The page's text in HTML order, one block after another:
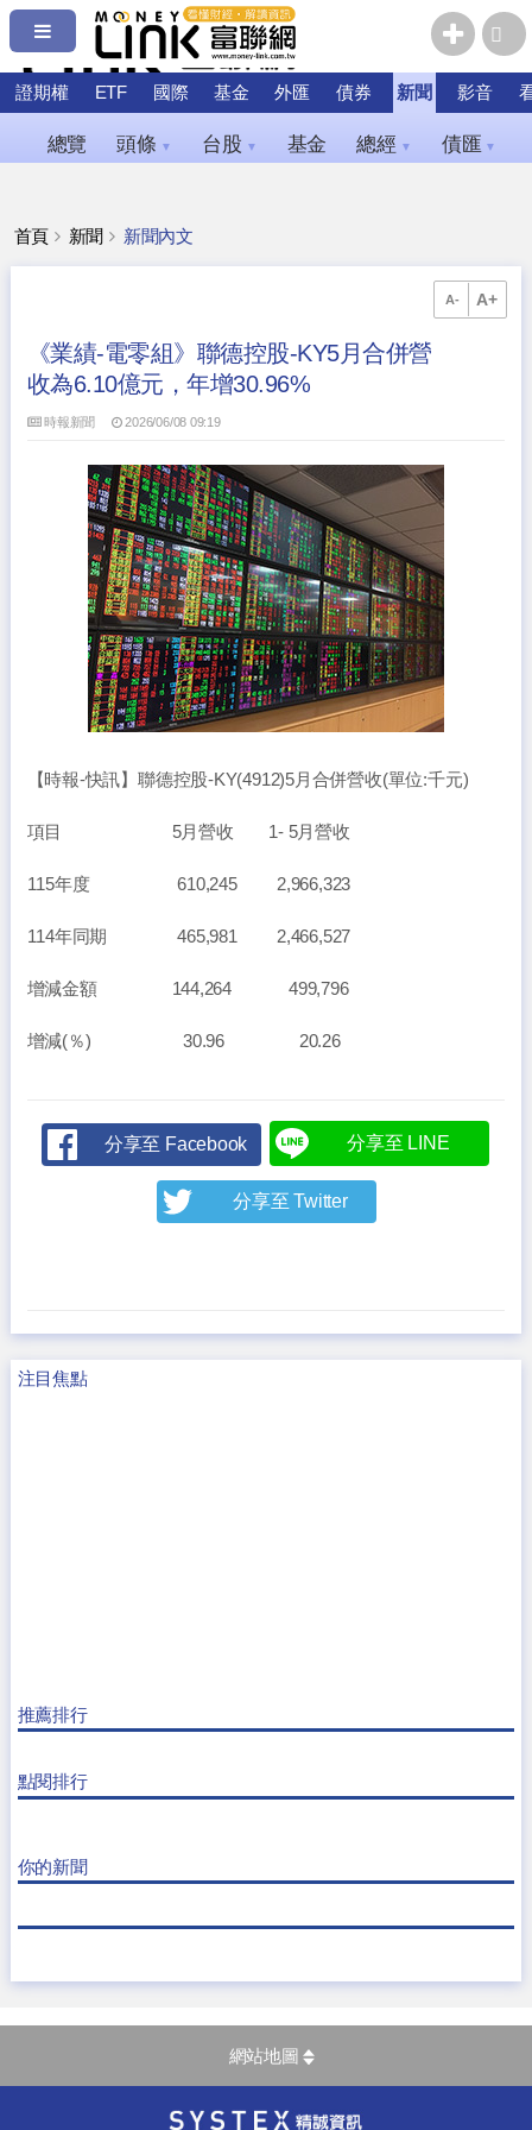
證期權 ETF 國際 基金 外匯 債券 新聞 影音
總覽 頭條 ▼ 台股 ▼ 基金 總經 ▼ 債匯 ▼
首頁 新聞 新聞內文
A- A+
《業績-電零組》聯德控股-KY5月合併營
收為6.10億元，年增30.96%
時報新聞 2026/06/08 09:19
【時報-快訊】聯德控股-KY(4912)5月合併營收(單位:千元)
項目 5月營收 1- 5月營收
115年度 610,245 2,966,323
114年同期 465,981 2,466,527
增減金額 144,264 499,796
增減(％) 30.96 20.26
分享至 Facebook 分享至 LINE
分享至 Twitter
注目焦點
推薦排行
點閱排行
你的新聞
網站地圖